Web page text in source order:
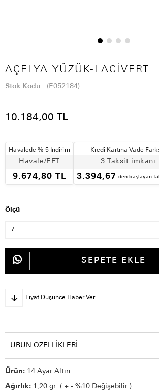
AÇELYA YÜZÜK-LACIVERT
Stok Kodu (E052184)
10.184,00 TL
Havalede % 5 İndirim
Havale/EFT
9.674,80 TL
Kredi Kartına Vade
3 Taksit imkanı
3.394,67 den başlayan
Ölçü
Fiyat Düşünce Haber Ver
ÜRÜN ÖZELLIKLERI
Ürün: 14 Ayar Altın
Ağırlık: 1,20 gr ( + - %10 Değişebilir )